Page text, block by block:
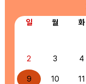
일 월 화
2 3 4
9 10 11